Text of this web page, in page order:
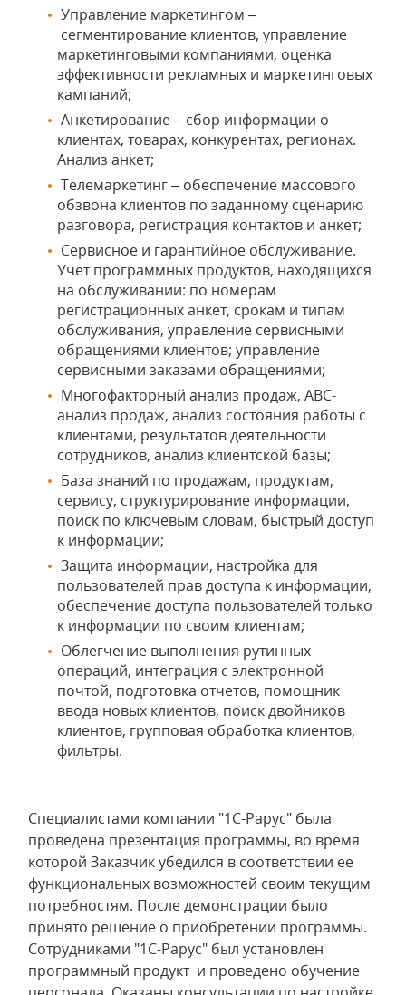
Управление маркетингом –
сегментирование клиентов, управление
маркетинговыми компаниями, оценка
эффективности рекламных и маркетинговых
кампаний;
Анкетирование – сбор информации о
клиентах, товарах, конкурентах, регионах.
Анализ анкет;
Телемаркетинг – обеспечение массового
обзвона клиентов по заданному сценарию
разговора, регистрация контактов и анкет;
Сервисное и гарантийное обслуживание.
Учет программных продуктов, находящихся
на обслуживании: по номерам
регистрационных анкет, срокам и типам
обслуживания, управление сервисными
обращениями клиентов; управление
сервисными заказами обращениями;
Многофакторный анализ продаж, АВС-
анализ продаж, анализ состояния работы с
клиентами, результатов деятельности
сотрудников, анализ клиентской базы;
База знаний по продажам, продуктам,
сервису, структурирование информации,
поиск по ключевым словам, быстрый доступ
к информации;
Защита информации, настройка для
пользователей прав доступа к информации,
обеспечение доступа пользователей только
к информации по своим клиентам;
Облегчение выполнения рутинных
операций, интеграция с электронной
почтой, подготовка отчетов, помощник
ввода новых клиентов, поиск двойников
клиентов, групповая обработка клиентов,
фильтры.
Специалистами компании "1С-Рарус" была
проведена презентация программы, во время
которой Заказчик убедился в соответствии ее
функциональных возможностей своим текущим
потребностям. После демонстрации было
принято решение о приобретении программы.
Сотрудниками "1С-Рарус" был установлен
программный продукт и проведено обучение